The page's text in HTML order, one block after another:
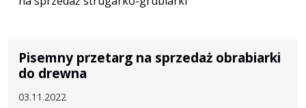
Pisemny przetarg na sprzedaż obrabiarki
do drewna
03.11.2022